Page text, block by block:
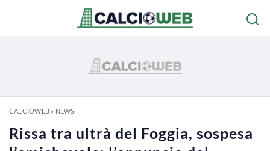
CALCIOWEB» NEWS
Rissa tra ultrà del Foggia, sospesa